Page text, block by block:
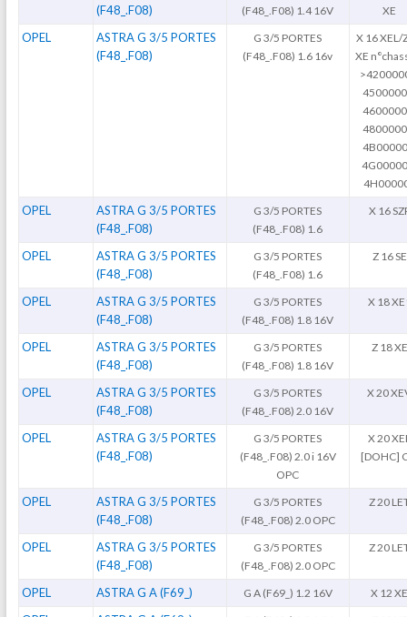
(F48_.F08)
(F48_.F08) 1.4 16V
XE
OPEL
ASTRA G 3/5 PORTES
(F48_.F08)
G 3/5 PORTES
(F48_.F08) 1.6 16v
X 16 XEL/
XE
OPEL
ASTRA G 3/5 PORTES
(F48_.F08)
G 3/5 PORTES
(F48_.F08) 1.6
X 16
OPEL
ASTRA G 3/5 PORTES
(F48_.F08)
G 3/5 PORTES
(F48_.F08) 1.6
Z 16 SE
OPEL
ASTRA G 3/5 PORTES
(F48_.F08)
G 3/5 PORTES
(F48_.F08) 1.8 16V
X 18
OPEL
ASTRA G 3/5 PORTES
(F48_.F08)
G 3/5 PORTES
(F48_.F08) 1.8 16V
Z 18 XE
OPEL
ASTRA G 3/5 PORTES
(F48_.F08)
G 3/5 PORTES
(F48_.F08) 2.0 16V
X 20
OPEL
ASTRA G 3/5 PORTES
(F48_.F08)
G 3/5 PORTES
(F48_.F08) 2.0 i 16V
OPC
X 20
[DOHC]
OPEL
ASTRA G 3/5 PORTES
(F48_.F08)
G 3/5 PORTES
(F48_.F08) 2.0 OPC
Z 20
OPEL
ASTRA G 3/5 PORTES
(F48_.F08)
G 3/5 PORTES
(F48_.F08) 2.0 OPC
Z 20
OPEL ASTRA G A (F69_) G A (F69_) 1.2 16V X 12